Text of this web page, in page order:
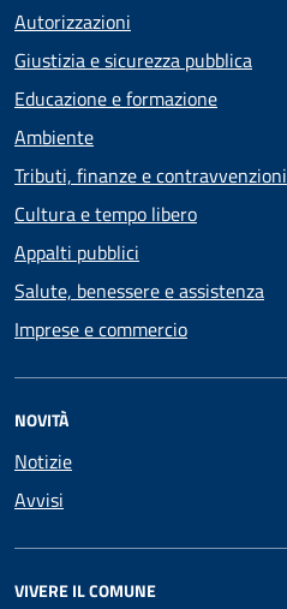
Autorizzazioni
Giustizia e sicurezza pubblica
Educazione e formazione
Ambiente
Tributi, finanze e contravvenzioni
Cultura e tempo libero
Appalti pubblici
Salute, benessere e assistenza
Imprese e commercio
NOVITÀ
Notizie
Avvisi
VIVERE IL COMUNE